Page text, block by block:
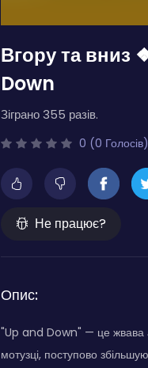
Вгору та вниз
Down
Зіграно 355 разів.
0 (0 Голосів)
Не працює?
Опис:
"Up and Down" — це жвава
мотузці, поступово